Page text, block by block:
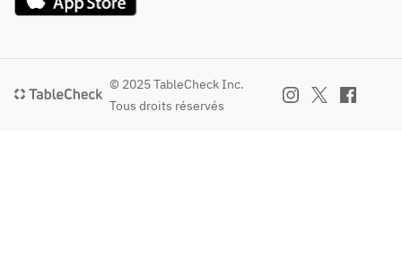
© 2025 TableCheck Inc.
Tous droits réservés